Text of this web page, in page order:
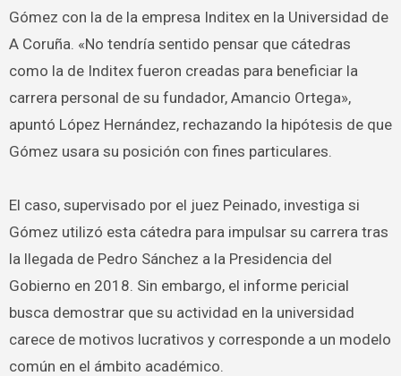
Gómez con la de la empresa Inditex en la Universidad de
A Coruña. «No tendría sentido pensar que cátedras
como la de Inditex fueron creadas para beneficiar la
carrera personal de su fundador, Amancio Ortega»,
apuntó López Hernández, rechazando la hipótesis de que
Gómez usara su posición con fines particulares.
El caso, supervisado por el juez Peinado, investiga si
Gómez utilizó esta cátedra para impulsar su carrera tras
la llegada de Pedro Sánchez a la Presidencia del
Gobierno en 2018. Sin embargo, el informe pericial
busca demostrar que su actividad en la universidad
carece de motivos lucrativos y corresponde a un modelo
común en el ámbito académico.